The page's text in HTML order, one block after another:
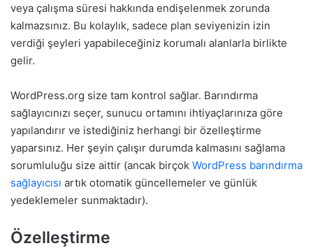
veya çalışma süresi hakkında endişelenmek zorunda
kalmazsınız. Bu kolaylık, sadece plan seviyenizin izin
verdiği şeyleri yapabileceğiniz korumalı alanlarla birlikte
gelir.
WordPress.org size tam kontrol sağlar. Barındırma
sağlayıcınızı seçer, sunucu ortamını ihtiyaçlarınıza göre
yapılandırır ve istediğiniz herhangi bir özelleştirme
yaparsınız. Her şeyin çalışır durumda kalmasını sağlama
sorumluluğu size aittir (ancak birçok WordPress barındırma
sağlayıcısı artık otomatik güncellemeler ve günlük
yedeklemeler sunmaktadır).
Özelleştirme